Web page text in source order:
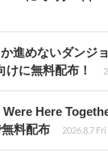
進めないダンジ
に無料配布！
Here
料配布
2026.8.7